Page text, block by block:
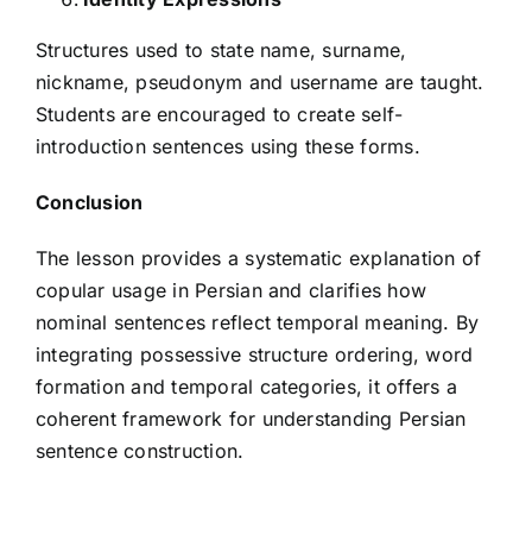
Structures used to state name, surname,
nickname, pseudonym and username are taught.
Students are encouraged to create self-
introduction sentences using these forms.
Conclusion
The lesson provides a systematic explanation of
copular usage in Persian and clarifies how
nominal sentences reflect temporal meaning. By
integrating possessive structure ordering, word
formation and temporal categories, it offers a
coherent framework for understanding Persian
sentence construction.